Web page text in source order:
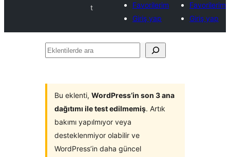
t
Favorilerim
Giriş yap
Favorilerim
Giriş yap
Eklentilerde
Bu eklenti, WordPress’in son 3 ana
dağıtımı ile test edilmemiş. Artık
bakımı yapılmıyor veya
desteklenmiyor olabilir ve
WordPress’in daha güncel